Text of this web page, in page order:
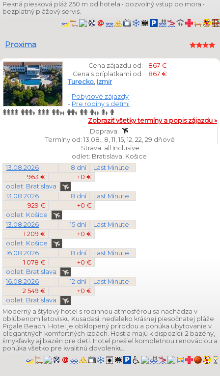
Pekná piesková pláž 250 m od hotela • pozvoľný vstup do mora •
bezplatný plážový servis.
Proxima
Cena zájazdu od:
867 €
Cena s príplatkami od:
867 €
Turecko, Izmir
- Pobytové zájazdy
- Pre rodiny s deťmi
Zobraziť všetky termíny a popis zájazdu »
Doprava:
Termíny od: 13.08., 8, 11, 15, 12, 22, 29 dňové
Strava: all Inclusive
odlet: Bratislava, Košice
13.08.2026
8 dní
Last Minute
963 €
+0 €
odlet: Bratislava
13.08.2026
8 dní
Last Minute
929 €
+0 €
odlet: Košice
13.08.2026
15 dní
Last Minute
1 209 €
+0 €
odlet: Košice
16.08.2026
8 dní
Last Minute
1 078 €
+0 €
odlet: Bratislava
16.08.2026
12 dní
Last Minute
2 549 €
+0 €
odlet: Bratislava
Moderný a štýlový hotel s rodinnou atmosférou sa nachádza v
obľúbenom letovisku Kusadasi, neďaleko krásnej piesočnatej pláže
Pigale Beach. Hotel je obklopený prírodou a ponúka ubytovanie v
elegantných komfortných izbách. Hostia majú k dispozícii 2 bazény,
šmykľavky aj bazén pre deti. Hotel prešiel kompletnou renováciou a
ponúka všetko pre kvalitnú dovolenku.